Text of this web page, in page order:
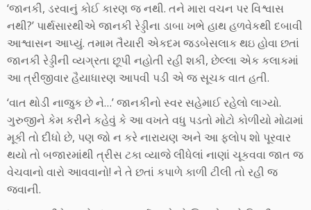
‘જાનકી, ડરવાનું કોઈ કારણ જ નથી. તને મારા વચન પર વિશ્વાસ
નથી?’ પાર્થસારથીએ જાનકી રેડ્ડીના ડાબા ખભે હાથ હળવેકથી દબાવી
આશ્વાસન આપ્યું. તમામ તૈયારી એકદમ જડબેસલાક થઇ હોવા છતાં
જાનકી રેડ્ડીની વ્યગ્રતા છૂપી નહોતી રહી શકી, છેલ્લા એક કલાકમાં
આ ત્રીજીવાર હૈયાધારણ આપવી પડી એ જ સૂચક વાત હતી.
‘વાત થોડી નાજુક છે ને…’ જાનકીનો સ્વર સહેમાઈ રહેલો લાગ્યો.
ગુરુજીને કેમ કરીને કહેવું કે આ વખતે વધુ પડતો મોટો કોળીયો મોઢામાં
મૂકી તો દીધો છે, પણ જો ન કરે નારાયણ અને આ ફ્લોપ શો પૂરવાર
થયો તો બજારમાંથી ત્રીસ ટકા વ્યાજે લીધેલાં નાણાં ચૂકવવા જાત જ
વેચવાનો વારો આવવાનો! ને તે છતાં કપાળે કાળી ટીલી તો રહી જ
જવાની.